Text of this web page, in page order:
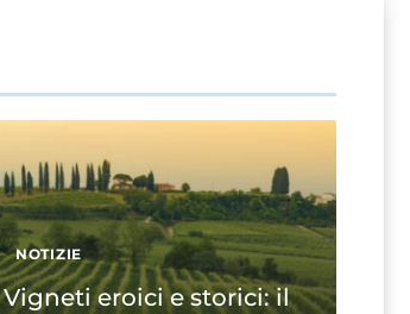
NOTIZIE
Vigneti eroici e storici: il